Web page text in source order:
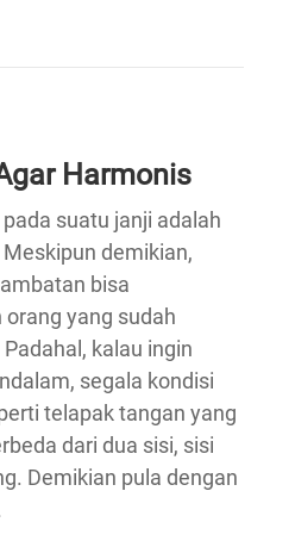
Harmonis
suatu janji adalah
demikian,
bisa
yang sudah
kalau ingin
segala kondisi
telapak tangan yang
dari dua sisi, sisi
Demikian pula dengan